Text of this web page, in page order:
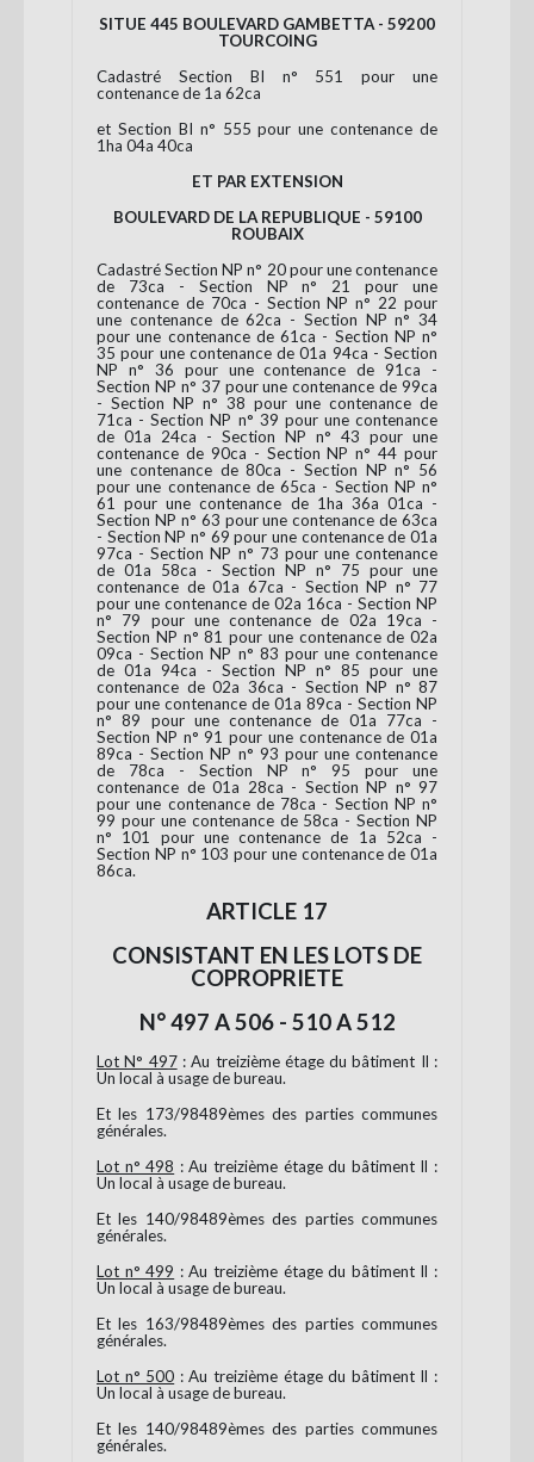
SITUE 445 BOULEVARD GAMBETTA - 59200
TOURCOING
Cadastré Section BI n° 551 pour une
contenance de 1a 62ca
et Section BI n° 555 pour une contenance de
1ha 04a 40ca
ET PAR EXTENSION
BOULEVARD DE LA REPUBLIQUE - 59100
ROUBAIX
Cadastré Section NP n° 20 pour une contenance
de 73ca - Section NP n° 21 pour une
contenance de 70ca - Section NP n° 22 pour
une contenance de 62ca - Section NP n° 34
pour une contenance de 61ca - Section NP n°
35 pour une contenance de 01a 94ca - Section
NP n° 36 pour une contenance de 91ca -
Section NP n° 37 pour une contenance de 99ca
- Section NP n° 38 pour une contenance de
71ca - Section NP n° 39 pour une contenance
de 01a 24ca - Section NP n° 43 pour une
contenance de 90ca - Section NP n° 44 pour
une contenance de 80ca - Section NP n° 56
pour une contenance de 65ca - Section NP n°
61 pour une contenance de 1ha 36a 01ca -
Section NP n° 63 pour une contenance de 63ca
- Section NP n° 69 pour une contenance de 01a
97ca - Section NP n° 73 pour une contenance
de 01a 58ca - Section NP n° 75 pour une
contenance de 01a 67ca - Section NP n° 77
pour une contenance de 02a 16ca - Section NP
n° 79 pour une contenance de 02a 19ca -
Section NP n° 81 pour une contenance de 02a
09ca - Section NP n° 83 pour une contenance
de 01a 94ca - Section NP n° 85 pour une
contenance de 02a 36ca - Section NP n° 87
pour une contenance de 01a 89ca - Section NP
n° 89 pour une contenance de 01a 77ca -
Section NP n° 91 pour une contenance de 01a
89ca - Section NP n° 93 pour une contenance
de 78ca - Section NP n° 95 pour une
contenance de 01a 28ca - Section NP n° 97
pour une contenance de 78ca - Section NP n°
99 pour une contenance de 58ca - Section NP
n° 101 pour une contenance de 1a 52ca -
Section NP n° 103 pour une contenance de 01a
86ca.
ARTICLE 17
CONSISTANT EN LES LOTS DE
COPROPRIETE
N° 497 A 506 - 510 A 512
Lot N° 497: Au treizième étage du bâtiment Il :
Un local à usage de bureau.
Et les 173/98489èmes des parties communes
générales.
Lot n° 498 : Au treizième étage du bâtiment Il :
Un local à usage de bureau.
Et les 140/98489èmes des parties communes
générales.
Lot n° 499 : Au treizième étage du bâtiment Il :
Un local à usage de bureau.
Et les 163/98489èmes des parties communes
générales.
Lot n° 500 : Au treizième étage du bâtiment Il :
Un local à usage de bureau.
Et les 140/98489èmes des parties communes
générales.